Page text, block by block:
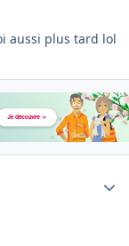
aussi plus tard lol